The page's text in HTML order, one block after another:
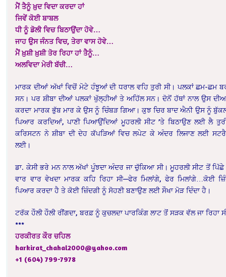
ਮੈਂ ਤੈਨੂੰ ਖ਼ੁਦ ਵਿਦਾ ਕਰਦਾ ਹਾਂ
ਜਿਵੇਂ ਕੋਈ ਬਾਬਲ
ਧੀ ਨੂੰ ਡੋਲੀ ਵਿਚ ਬਿਠਾਉਂਦਾ ਹੋਵੇ…
ਜਾਹ ਉਸ ਜੰਨਤ ਵਿਚ, ਤੇਰਾ ਵਾਸ ਹੋਵੇ…
ਮੈਂ ਖ਼ੁਸ਼ੀ ਖ਼ੁਸ਼ੀ ਤੋਰ ਰਿਹਾ ਹਾਂ ਤੈਨੂੰ…
ਅਲਵਿਦਾ ਮੇਰੀ ਬੱਚੀ…
ਮਾਰਕ ਦੀਆਂ ਅੱਖਾਂ ਵਿਚੋਂ ਮੋਟੇ ਹੰਝੂਆਂ ਦੀ ਧਰਾਲ ਵਹਿ ਤੁਰੀ ਸੀ। ਪਲਕਾਂ ਛਮ-ਛਮ
ਸਨ। ਪਰ ਸ਼ੀਬਾ ਦੀਆਂ ਪਲਕਾਂ ਖੁੱਲ੍ਹੀਆਂ ਤੇ ਅਹਿੱਲ ਸਨ। ਦੋਨੋਂ ਹੱਥਾਂ ਨਾਲ ਉਸ
ਕਰਦਾ ਮਾਰਕ ਭੁੱਬ ਮਾਰ ਕੇ ਉਸ ਨੂੰ ਚਿੰਬੜ ਗਿਆ। ਕੁਝ ਚਿਰ ਬਾਦ ਐਨੀ ਉਸ ਨੂੰ
ਪਿਆਰ ਕਰਦਿਆਂ, ਪਾਣੀ ਪਿਆਉਂਦਿਆਂ ਮੂਹਰਲੀ ਸੀਟ ’ਤੇ ਬਿਠਾਉਣ ਲਈ ਲੈ
ਕਰਿਸਟਨ ਨੇ ਸ਼ੀਬਾ ਦੀ ਦੇਹ ਕੱਪੜਿਆਂ ਵਿਚ ਲਪੇਟ ਕੇ ਅੰਦਰ ਲਿਜਾਣ ਲਈ
ਲਈ।
ਡਾ. ਕੇਸੀ ਭਰੇ ਮਨ ਨਾਲ ਅੱਖਾਂ ਪੂੰਝਦਾ ਅੰਦਰ ਜਾ ਚੁੱਕਿਆ ਸੀ। ਮੂਹਰਲੀ ਸੀਟ ਤੋਂ
ਵਾਰ ਵਾਰ ਵੇਖਦਾ ਮਾਰਕ ਕਹਿ ਰਿਹਾ ਸੀ—ਫੇਰ ਮਿਲਾਂਗੇ, ਫੇਰ ਮਿਲਾਂਗੇ…ਕੋਈ
ਪਿਆਰ ਕਰਦਾ ਹੈ ਤੇ ਕੋਈ ਜ਼ਿੰਦਗੀ ਨੂੰ ਸੋਹਣੀ ਬਣਾਉਣ ਲਈ ਸੌਖਾ ਮੋੜ ਦਿੰਦਾ ਹੈ।
ਟਰੱਕ ਹੌਲੀ ਹੌਲੀ ਰੀਂਗਦਾ, ਬਰਫ਼ ਨੂੰ ਕੁਚਲਦਾ ਪਾਰਕਿੰਗ ਲਾਟ ਤੋਂ ਸੜਕ ਵੱਲ ਜਾ ਰਿਹਾ
***
ਹਰਕੀਰਤ ਕੌਰ ਚਹਿਲ
harkirat_chahal2000@yahoo.com
+1 (604) 799-7978